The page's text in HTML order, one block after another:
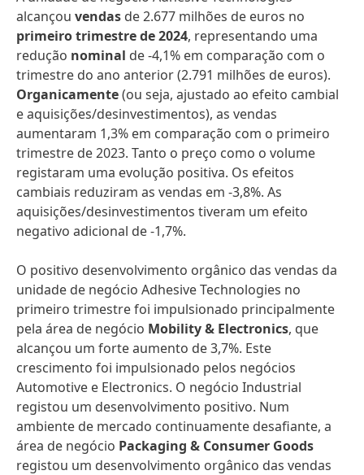
alcançou vendas de 2.677 milhões de euros no
primeiro trimestre de 2024, representando uma
redução nominal de -4,1% em comparação com o
trimestre do ano anterior (2.791 milhões de euros).
Organicamente(ou seja, ajustado ao efeito cambial
e aquisições/desinvestimentos), as vendas
aumentaram 1,3% em comparação com o primeiro
trimestre de 2023. Tanto o preço como o volume
registaram uma evolução positiva. Os efeitos
cambiais reduziram as vendas em -3,8%. As
aquisições/desinvestimentos tiveram um efeito
negativo adicional de -1,7%.
O positivo desenvolvimento orgânico das vendas da
unidade de negócio Adhesive Technologies no
primeiro trimestre foi impulsionado principalmente
pela área de negócio Mobility & Electronics, que
alcançou um forte aumento de 3,7%. Este
crescimento foi impulsionado pelos negócios
Automotive e Electronics. O negócio Industrial
registou um desenvolvimento positivo. Num
ambiente de mercado continuamente desafiante, a
área de negócio Packaging & Consumer Goods
registou um desenvolvimento orgânico das vendas